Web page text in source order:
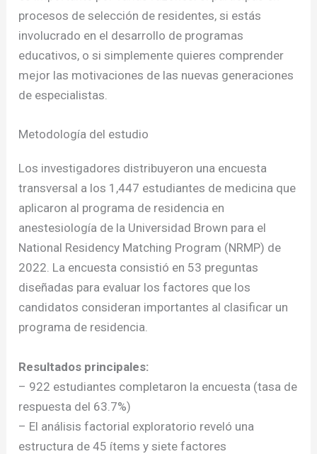
procesos de selección de residentes, si estás
involucrado en el desarrollo de programas
educativos, o si simplemente quieres comprender
mejor las motivaciones de las nuevas generaciones
de especialistas.
Metodología del estudio
Los investigadores distribuyeron una encuesta
transversal a los 1,447 estudiantes de medicina que
aplicaron al programa de residencia en
anestesiología de la Universidad Brown para el
National Residency Matching Program (NRMP) de
2022. La encuesta consistió en 53 preguntas
diseñadas para evaluar los factores que los
candidatos consideran importantes al clasificar un
programa de residencia.
Resultados principales:
– 922 estudiantes completaron la encuesta (tasa de
respuesta del 63.7%)
– El análisis factorial exploratorio reveló una
estructura de 45 ítems y siete factores